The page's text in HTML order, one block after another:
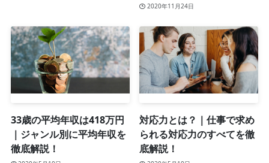
2020年11月24日
33歳の平均年収は418万円
｜ジャンル別に平均年収を
徹底解説！
対応力とは？｜仕事で求め
られる対応力のすべてを徹
底解説！